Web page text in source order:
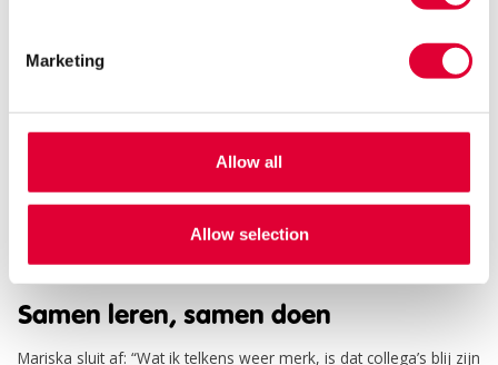
Marketing
Allow all
Allow selection
Met veel geduld en vertrouwen lukte het uiteindelijk: Lucia durfde
locatie en woont zelfs zelfstandig. “Ze vertelt het personeel nu
hoe het moet”, glimlachte Hendrik trots. Het verhaal liet zien hoe
belangrijk het is om vooral ook de kleine successen te zien en te
Samen leren, samen doen
Mariska sluit af: “Wat ik telkens weer merk, is dat collega’s blij zijn